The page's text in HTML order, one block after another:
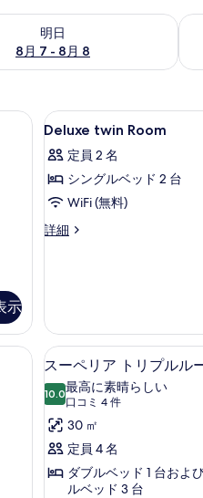
明日
8月 7 - 8月 8
8月 8 の空室状況をチェック
今
綿のシーツ、高級寝具、ミニバー
示
Deluxe
twin
Room
の
す
べ
真
を
表
示
す
る
1
Deluxe twin Room
定員 2 名
シングルベッド 2 台
WiFi (無料)
詳細
Deluxe
綿のシーツ、高級寝具、ミニバー
ス
ー
ペ
リ
ア
ト
6
スーペリア トリプルル
10.010 点中 10.0
最高に素晴らしい
口コミ 4 件
(口
コ
ミ
4
件)
30 ㎡
定員 4 名
ダブルベッド 1 台およ
ルベッド 3 台